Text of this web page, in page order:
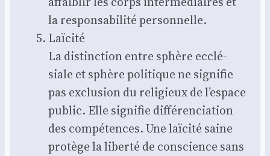
la res­pon­sa­bi­li­té per­son­nelle.
Laï­ci­té
La dis­tinc­tion entre sphère ecclé­
siale et sphère poli­tique ne signi­fie
pas exclu­sion du reli­gieux de l’espace
public. Elle signi­fie dif­fé­ren­cia­tion
des com­pé­tences. Une laï­ci­té saine
pro­tège la liber­té de conscience sans